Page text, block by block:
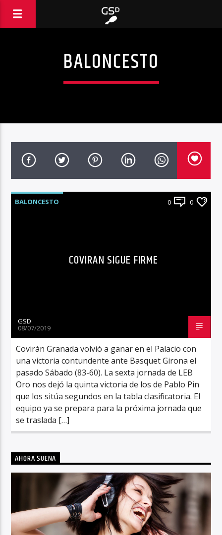
BALONCESTO
BALONCESTO 0 0
COVIRAN SIGUE FIRME
GSD
08/07/2019
Covirán Granada volvió a ganar en el Palacio con
una victoria contundente ante Basquet Girona el
pasado Sábado (83-60). La sexta jornada de LEB
Oro nos dejó la quinta victoria de los de Pablo Pin
que los sitúa segundos en la tabla clasificatoria. El
equipo ya se prepara para la próxima jornada que
se traslada […]
AHORA SUENA